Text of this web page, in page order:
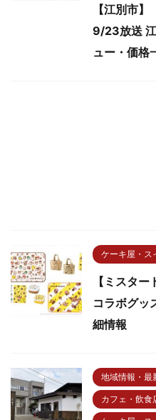
【江別市
9/23放送
ュー・価格
ケーキ屋・ス
【ミスタ
コラボグッ
細情報
地域情報・最
カフェ・飲食